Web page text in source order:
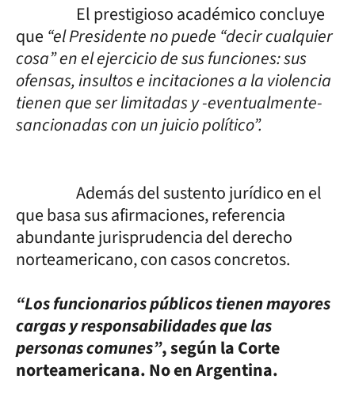
El prestigioso académico concluye
que “el Presidente no puede “decir cualquier
cosa” en el ejercicio de sus funciones: sus
ofensas, insultos e incitaciones a la violencia
tienen que ser limitadas y -eventualmente-
sancionadas con un juicio político”.
Además del sustento jurídico en el
que basa sus afirmaciones, referencia
abundante jurisprudencia del derecho
norteamericano, con casos concretos.
“Los funcionarios públicos tienen mayores
cargas y responsabilidades que las
personas comunes”, según la Corte
norteamericana. No en Argentina.